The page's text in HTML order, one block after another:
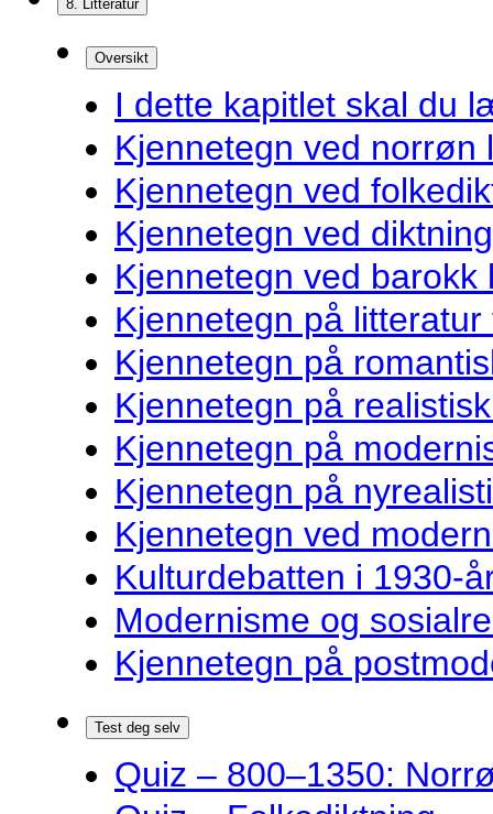
8. Litteratur
Oversikt
I dette kapitlet skal du
Kjennetegn ved norrøn
Kjennetegn ved
Kjennetegn ved
Kjennetegn ved barokk
Kjennetegn på
Kjennetegn på
Kjennetegn på
Kjennetegn på
Kjennetegn på
Kjennetegn ved
Kulturdebatten i 1930-
Modernisme og
Kjennetegn på
Test deg selv
Quiz – 800–1350: